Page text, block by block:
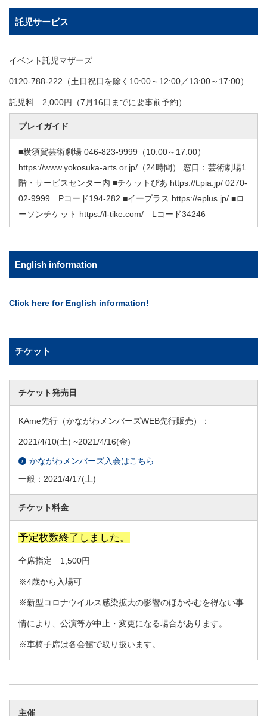
託児サービス
イベント託児マザーズ
0120-788-222（土日祝日を除く10:00～12:00／13:00～17:00）
託児料 2,000円（7月16日までに要事前予約）
プレイガイド
■横須賀芸術劇場 046-823-9999（10:00～17:00）
https://www.yokosuka-arts.or.jp/（24時間） 窓口：芸術劇場1
階・サービスセンター内 ■チケットぴあ https://t.pia.jp/ 0270-
02-9999 Pコード194-282 ■イープラス https://eplus.jp/ ■ロ
ーソンチケット https://l-tike.com/ Lコード34246
English information
Click here for English information!
チケット
チケット発売日
KAme先行（かながわメンバーズWEB先行販売）：
2021/4/10(土) ~2021/4/16(金)
かながわメンバーズ入会はこちら
一般： 2021/4/17(土)
チケット料金
予定枚数終了しました。
全席指定 1,500円
※4歳から入場可
※新型コロナウイルス感染拡大の影響のほかやむを得ない事
情により、公演等が中止・変更になる場合があります。
※車椅子席は各会館で取り扱います。
主催